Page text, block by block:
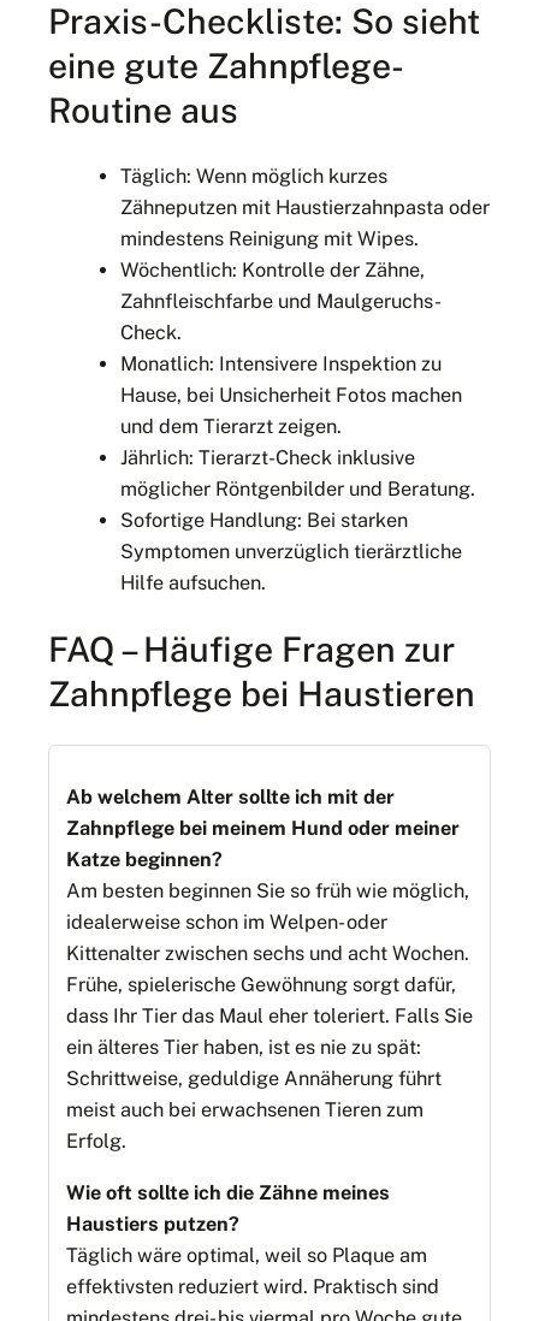
Praxis-Checkliste: So sieht
eine gute Zahnpflege-
Routine aus
Täglich: Wenn möglich kurzes
Zähneputzen mit Haustierzahnpasta oder
mindestens Reinigung mit Wipes.
Wöchentlich: Kontrolle der Zähne,
Zahnfleischfarbe und Maulgeruchs-
Check.
Monatlich: Intensivere Inspektion zu
Hause, bei Unsicherheit Fotos machen
und dem Tierarzt zeigen.
Jährlich: Tierarzt-Check inklusive
möglicher Röntgenbilder und Beratung.
Sofortige Handlung: Bei starken
Symptomen unverzüglich tierärztliche
Hilfe aufsuchen.
FAQ – Häufige Fragen zur
Zahnpflege bei Haustieren
Ab welchem Alter sollte ich mit der
Zahnpflege bei meinem Hund oder meiner
Katze beginnen?
Am besten beginnen Sie so früh wie möglich,
idealerweise schon im Welpen- oder
Kittenalter zwischen sechs und acht Wochen.
Frühe, spielerische Gewöhnung sorgt dafür,
dass Ihr Tier das Maul eher toleriert. Falls Sie
ein älteres Tier haben, ist es nie zu spät:
Schrittweise, geduldige Annäherung führt
meist auch bei erwachsenen Tieren zum
Erfolg.
Wie oft sollte ich die Zähne meines
Haustiers putzen?
Täglich wäre optimal, weil so Plaque am
effektivsten reduziert wird. Praktisch sind